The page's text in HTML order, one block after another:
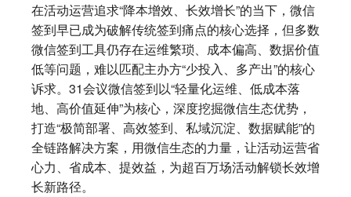
在活动运营追求“降本增效、长效增长”的当下，微信
签到早已成为破解传统签到痛点的核心选择，但多数
微信签到工具仍存在运维繁琐、成本偏高、数据价值
低等问题，难以匹配主办方“少投入、多产出”的核心
诉求。31会议微信签到以“轻量化运维、低成本落
地、高价值延伸”为核心，深度挖掘微信生态优势，
打造“极简部署、高效签到、私域沉淀、数据赋能”的
全链路解决方案，用微信生态的力量，让活动运营省
心力、省成本、提效益，为超百万场活动解锁长效增
长新路径。